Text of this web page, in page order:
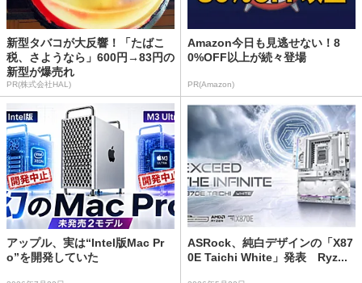
新型タバコが大反響！「たばこ
税、さようなら」600円→83円の
新型が爆売れ
PR(株式会社HAL)
Amazon今日も見逃せない！8
0%OFF以上が続々登場
PR(Amazon)
アップル、実は“Intel版Mac Pr
o”を開発していた
ASRock、純白デザインの「X87
0E Taichi White」発表 Ryz...